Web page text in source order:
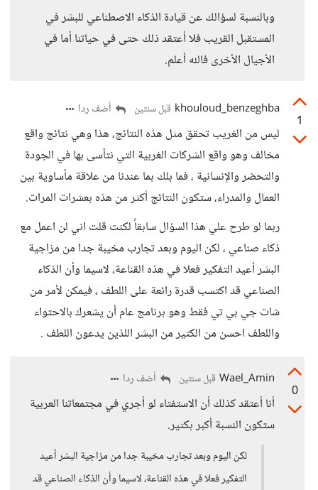
وبالنسبة لسؤالك عن قيادة الذكاء الاصطناعي للبشر في
المستقبل القريب فلا أعتقد ذلك حتى في حياتنا أما في
الأجيال الأخرى فالله أعلم.
1
khouloud_benzeghba قبل سنتين أضف ردا
ليس من الغريب تحقق مثل هذه النتائج، هذا وهي نتائج واقع
مخالف وهو واقع الشركات الغربية التي نتأسى بها في الجودة
والتحضر والإنسانية ، فما بلك بما عندنا من علاقة مأساوية بين
العمال والمدراء، ستكون النتائج أكثر من هذه بعشرات المرات.
ربما لو طرح علي هذا السؤال سابقاً لكنت قلت اني لن اعمل مع
ذكاء صناعي ، لكن اليوم وبعد تجارب مخيبة جدا من مزاجية
البشر أعيد التفكير فعلا في هذه القناعة، لاسيما وأن الذكاء
الصناعي قد اكتسب قدرة رائعة على اللطف ، فيمكن لأمر من
شات جي بي تي فقط وهو برنامج عام أن يشعرك بالاحتواء
واللطف احسن من الكثير من البشر اللذين يدعون اللطف .
0
Wael_Amin قبل سنتين أضف ردا
أنا أعتقد كذلك أن الاستفتاء لو أجري في مجتمعاتنا العربية
ستكون النسبة أكبر بكثير.
لكن اليوم وبعد تجارب مخيبة جدا من مزاجية البشر أعيد
التفكير فعلا في هذه القناعة، لاسيما وأن الذكاء الصناعي قد